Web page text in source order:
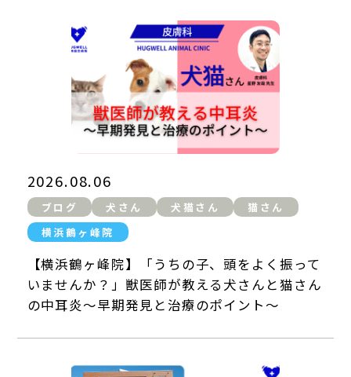
吉川美南院
吉川美南院
（2026年5月11日開業）
2026.08.06
ブログ 犬さん 犬猫さん
猫さん
横浜鶴ヶ峰院
【横浜鶴ヶ峰院】「うちの子、頭をよく振って
いませんか？」獣医師が教える犬さんと猫さん
の中耳炎〜早期発見と治療のポイント〜